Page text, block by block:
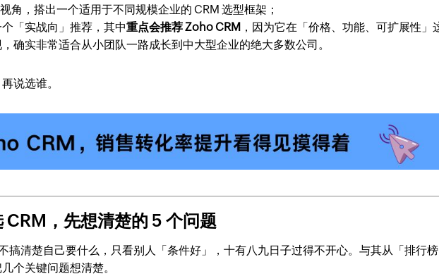
角，搭出一个适用于不同规模企业的 CRM 选型框架；
「实战向」推荐，其中重点会推荐 Zoho CRM ，因为它在「价格、功能、可扩展性」
确实非常适合从小团队一路成长到中大型企业的绝大多数公司。
说选谁。
，先想清楚的 5 个问题
搞清楚自己要什么，只看别人「条件好」，十有八九日子过得不开心。与其从「排行
个关键问题想清楚。